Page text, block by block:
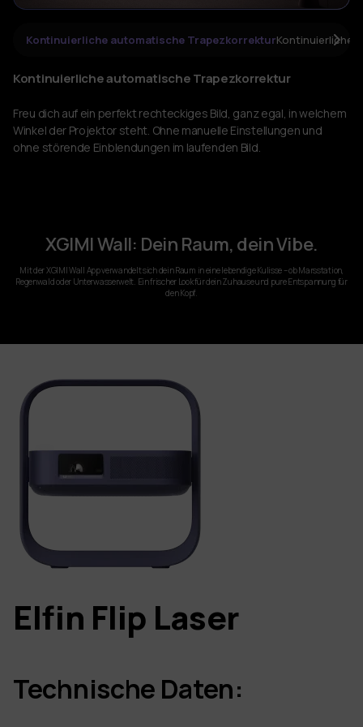
Kontinuierliche automatische TrapezkorrekturKontinuierlicher
Kontinuierliche automatische Trapezkorrektur
Freu dich auf ein perfekt rechteckiges Bild, ganz egal, in welchem
Winkel der Projektor steht. Ohne manuelle Einstellungen und
ohne störende Einblendungen im laufenden Bild.
XGIMI Wall: Dein Raum, dein Vibe.
Mit der XGIMI Wall App verwandelt sich dein Raum in eine lebendige Kulisse – ob Marsstation,
Regenwald oder Unterwasserwelt. Ein frischer Look für dein Zuhause und pure Entspannung für
den Kopf.
Elfin Flip Laser
Technische Daten: